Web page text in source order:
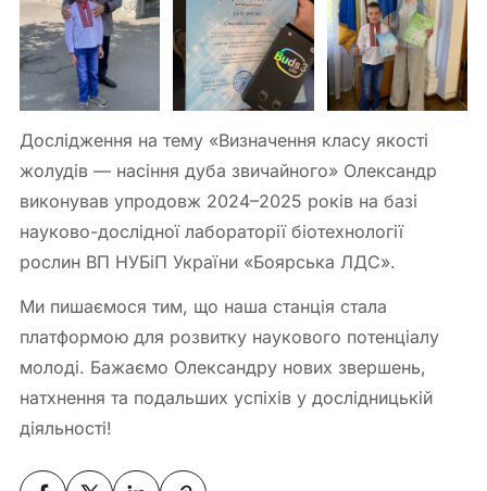
Дослідження на тему «Визначення класу якості
жолудів — насіння дуба звичайного» Олександр
виконував упродовж 2024–2025 років на базі
науково-дослідної лабораторії біотехнології
рослин ВП НУБіП України «Боярська ЛДС».
Ми пишаємося тим, що наша станція стала
платформою для розвитку наукового потенціалу
молоді. Бажаємо Олександру нових звершень,
натхнення та подальших успіхів у дослідницькій
діяльності!